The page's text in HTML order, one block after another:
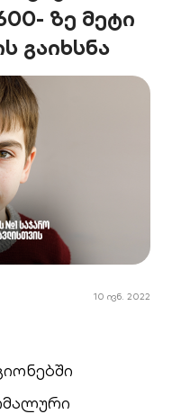
ზე მეტი
გაიხსნა
10 ივნ. 2022